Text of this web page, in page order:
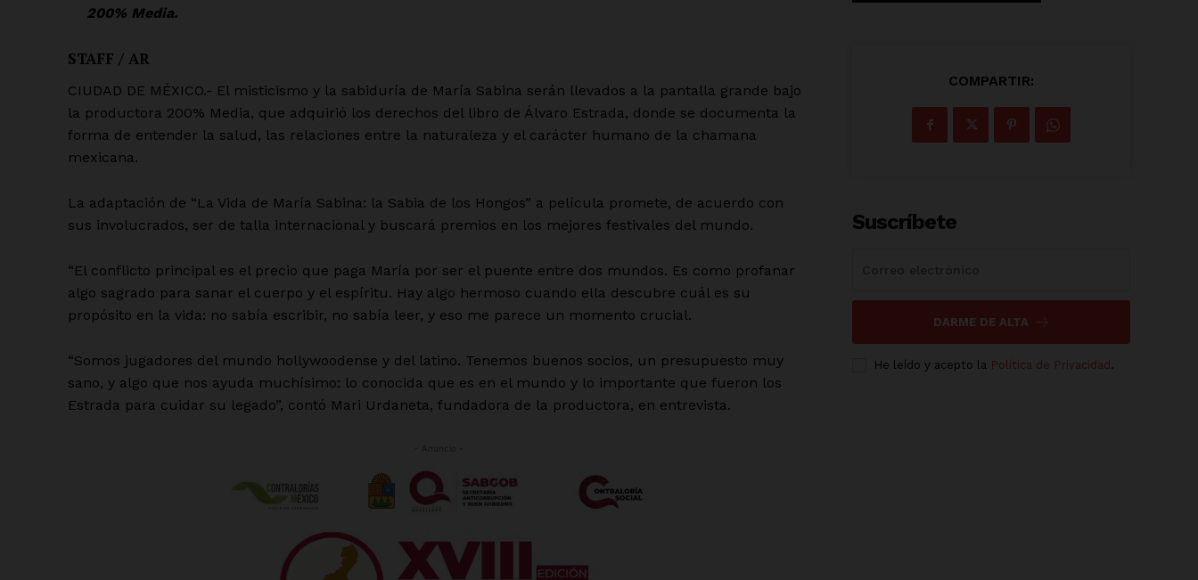
200% Media.
STAFF / AR
CIUDAD DE MÉXICO.- El misticismo y la sabiduría de María Sabina serán llevados a la pantalla grande bajo
la productora 200% Media, que adquirió los derechos del libro de Álvaro Estrada, donde se documenta la
forma de entender la salud, las relaciones entre la naturaleza y el carácter humano de la chamana
mexicana.
La adaptación de “La Vida de María Sabina: la Sabia de los Hongos” a película promete, de acuerdo con
sus involucrados, ser de talla internacional y buscará premios en los mejores festivales del mundo.
“El conflicto principal es el precio que paga María por ser el puente entre dos mundos. Es como profanar
algo sagrado para sanar el cuerpo y el espíritu. Hay algo hermoso cuando ella descubre cuál es su
propósito en la vida: no sabía escribir, no sabía leer, y eso me parece un momento crucial.
“Somos jugadores del mundo hollywoodense y del latino. Tenemos buenos socios, un presupuesto muy
sano, y algo que nos ayuda muchísimo: lo conocida que es en el mundo y lo importante que fueron los
Estrada para cuidar su legado”, contó Mari Urdaneta, fundadora de la productora, en entrevista.
COMPARTIR:
Suscríbete
DARME DE ALTA
He leído y acepto la Política de Privacidad .